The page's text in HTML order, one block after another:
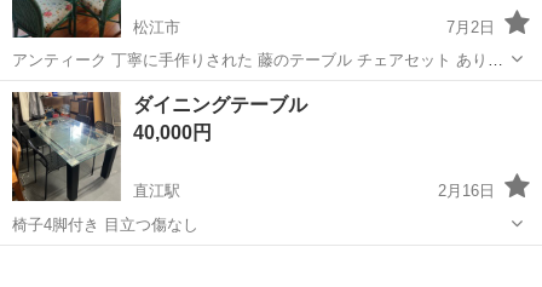
松江市
7月2日
アンティーク 丁寧に手作りされた 藤のテーブル チェアセット ありふ
れたダイニングセットとは違い 明るくて優雅な食卓になります✨ グリ
ーンが素敵です✨ 直径90 75000円で購入 他で売れたら突然削除するこ
とがあります...
島根 松江市 ダイニングセット
ダイニングテーブル
40,000円
直江駅
2月16日
椅子4脚付き 目立つ傷なし